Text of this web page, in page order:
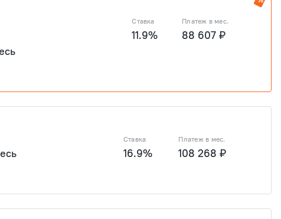
Ставка
11.9%
Платеж в мес.
88 607 ₽
Ставка
16.9%
Платеж в мес.
108 268 ₽